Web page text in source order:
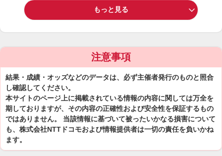
もっと見る
注意事項
結果・成績・オッズなどのデータは、必ず主催者発行のものと照合
し確認してください。
本サイトのページ上に掲載されている情報の内容に関しては万全を
期しておりますが、その内容の正確性および安全性を保証するもの
ではありません。 当該情報に基づいて被ったいかなる損害について
も、株式会社NTTドコモおよび情報提供者は一切の責任を負いかね
ます。